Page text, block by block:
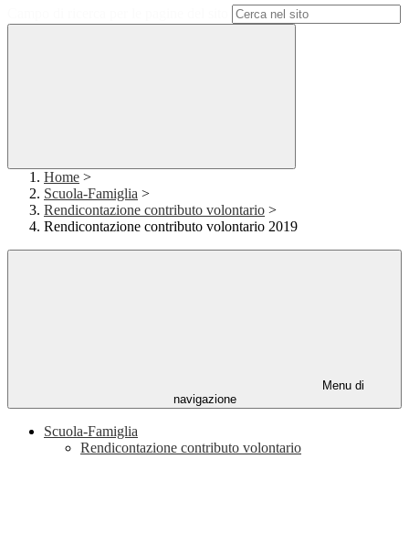
Home >
Scuola-Famiglia >
Rendicontazione contributo volontario >
Rendicontazione contributo volontario 2019
Menu di
navigazione
Scuola-Famiglia
Rendicontazione contributo volontario